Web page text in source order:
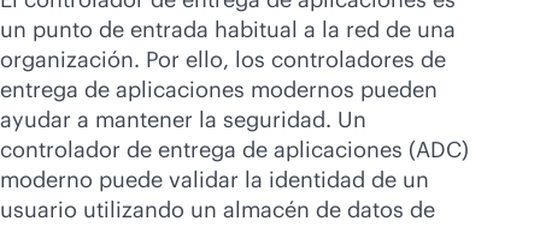
un punto de entrada habitual a la red de una
organización. Por ello, los controladores de
entrega de aplicaciones modernos pueden
ayudar a mantener la seguridad. Un
controlador de entrega de aplicaciones (ADC)
moderno puede validar la identidad de un
usuario utilizando un almacén de datos de